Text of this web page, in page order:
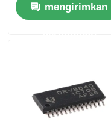
Motor Driver Dengan
mengirimkan